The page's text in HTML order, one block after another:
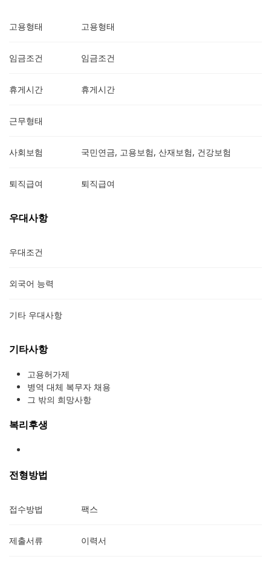
고용형태 고용형태
임금조건 임금조건
휴게시간 휴게시간
근무형태
사회보험 국민연금, 고용보험, 산재보험, 건강보험
퇴직급여 퇴직급여
우대사항
우대조건
외국어 능력
기타 우대사항
기타사항
고용허가제
병역 대체 복무자 채용
그 밖의 희망사항
복리후생
전형방법
접수방법 팩스
제출서류 이력서